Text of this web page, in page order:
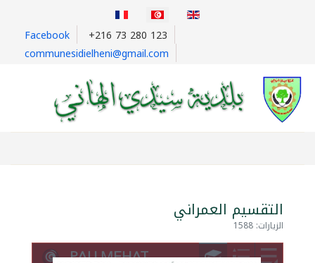
Facebook
+216 73 280 123
communesidielheni@gmail.com
التقسيم العمراني
الزيارات: 1588